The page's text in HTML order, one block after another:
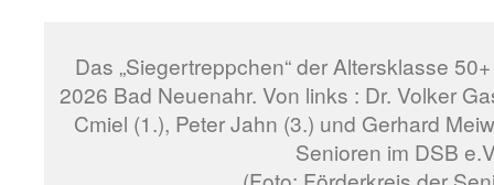
Das „Siegertreppchen“ der Altersklasse
2026 Bad Neuenahr. Von links : Dr. Volker
Cmiel (1.), Peter Jahn (3.) und Gerhard
Senioren im DSB